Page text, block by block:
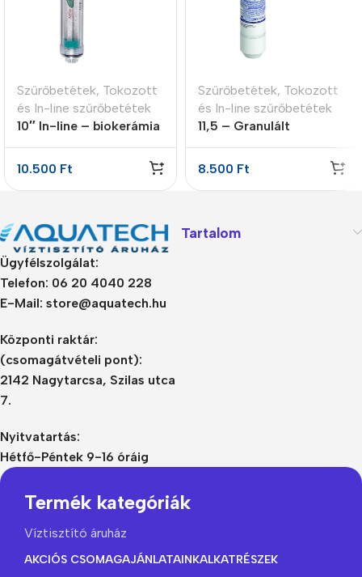
Szűrőbetétek, Tokozott
és In-line szűrőbetétek
10″ In-line – biokerámia
10.500 Ft
Szűrőbetétek, Tokozott
és In-line szűrőbetétek
11,5 – Granulált
8.500 Ft
Ügyfélszolgálat:
Telefon: 06 20 4040 228
E-Mail: store@aquatech.hu
Központi raktár:
(csomagátvételi pont):
2142 Nagytarcsa, Szilas utca
7.
Nyitvatartás:
Hétfő-Péntek 9-16 óráig
Tartalom
Termék kategóriák
Víztisztító áruház
AKCIÓS CSOMAGAJÁNLATAINKALKATRÉSZEK